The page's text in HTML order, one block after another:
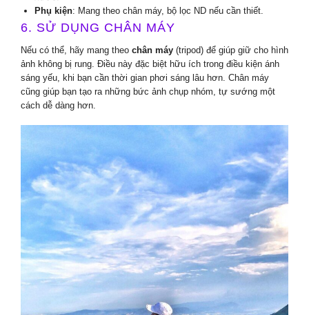
Phụ kiện: Mang theo chân máy, bộ lọc ND nếu cần thiết.
6. SỬ DỤNG CHÂN MÁY
Nếu có thể, hãy mang theo chân máy (tripod) để giúp giữ cho hình
ảnh không bị rung. Điều này đặc biệt hữu ích trong điều kiện ánh
sáng yếu, khi bạn cần thời gian phơi sáng lâu hơn. Chân máy
cũng giúp bạn tạo ra những bức ảnh chụp nhóm, tự sướng một
cách dễ dàng hơn.